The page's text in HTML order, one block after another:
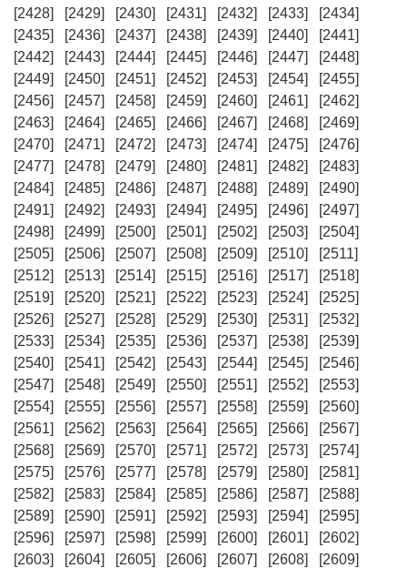
[2428]
[2429] [2430] [2431] [2432] [2433]
[2434]
[2435]
[2436] [2437] [2438] [2439] [2440]
[2441]
[2442]
[2443] [2444] [2445] [2446] [2447]
[2448]
[2449]
[2450] [2451] [2452] [2453] [2454]
[2455]
[2456]
[2457] [2458] [2459] [2460] [2461]
[2462]
[2463]
[2464] [2465] [2466] [2467] [2468]
[2469]
[2470]
[2471] [2472] [2473] [2474] [2475]
[2476]
[2477]
[2478] [2479] [2480] [2481] [2482]
[2483]
[2484]
[2485] [2486] [2487] [2488] [2489]
[2490]
[2491]
[2492] [2493] [2494] [2495] [2496]
[2497]
[2498]
[2499] [2500] [2501] [2502] [2503]
[2504]
[2505]
[2506] [2507] [2508] [2509] [2510]
[2511]
[2512]
[2513] [2514] [2515] [2516] [2517]
[2518]
[2519]
[2520] [2521] [2522] [2523] [2524]
[2525]
[2526]
[2527] [2528] [2529] [2530] [2531]
[2532]
[2533]
[2534] [2535] [2536] [2537] [2538]
[2539]
[2540]
[2541] [2542] [2543] [2544] [2545]
[2546]
[2547]
[2548] [2549] [2550] [2551] [2552]
[2553]
[2554]
[2555] [2556] [2557] [2558] [2559]
[2560]
[2561]
[2562] [2563] [2564] [2565] [2566]
[2567]
[2568]
[2569] [2570] [2571] [2572] [2573]
[2574]
[2575]
[2576] [2577] [2578] [2579] [2580]
[2581]
[2582]
[2583] [2584] [2585] [2586] [2587]
[2588]
[2589]
[2590] [2591] [2592] [2593] [2594]
[2595]
[2596]
[2597] [2598] [2599] [2600] [2601]
[2602]
[2603]
[2604] [2605] [2606] [2607] [2608]
[2609]